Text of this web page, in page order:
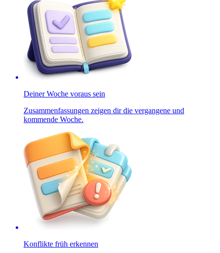
Deiner Woche voraus sein
Zusammenfassungen zeigen dir die vergangene und
kommende Woche.
Konflikte früh erkennen